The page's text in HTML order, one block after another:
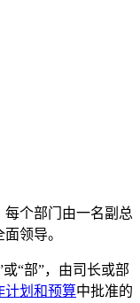
个部门由一名副总
领导。
“部”，由司长或部
计划和预算中批准的